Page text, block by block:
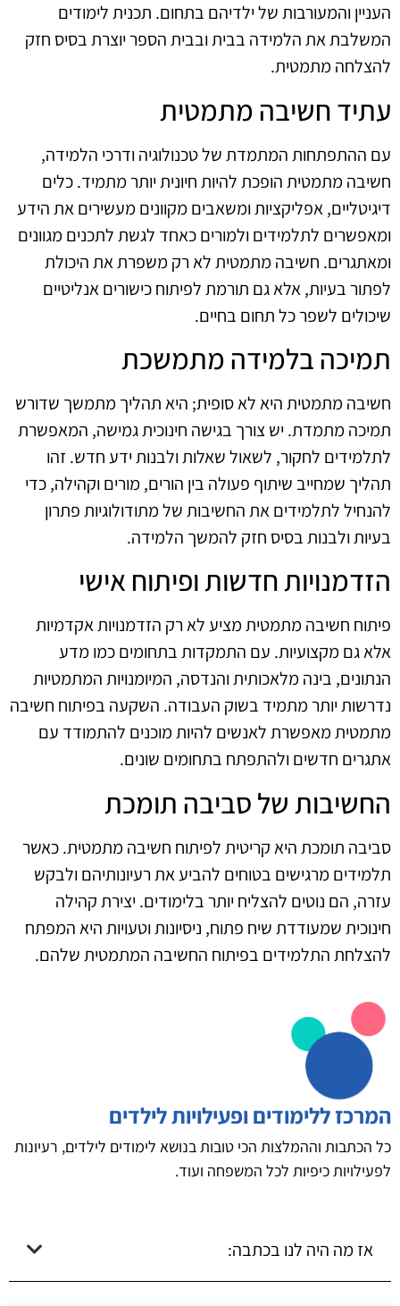
העניין והמעורבות של ילדיהם בתחום. תכנית לימודים
המשלבת את הלמידה בבית ובבית הספר יוצרת בסיס חזק
להצלחה מתמטית.
עתיד חשיבה מתמטית
עם ההתפתחות המתמדת של טכנולוגיה ודרכי הלמידה,
חשיבה מתמטית הופכת להיות חיונית יותר מתמיד. כלים
דיגיטליים, אפליקציות ומשאבים מקוונים מעשירים את הידע
ומאפשרים לתלמידים ולמורים כאחד לגשת לתכנים מגוונים
ומאתגרים. חשיבה מתמטית לא רק משפרת את היכולת
לפתור בעיות, אלא גם תורמת לפיתוח כישורים אנליטיים
שיכולים לשפר כל תחום בחיים.
תמיכה בלמידה מתמשכת
חשיבה מתמטית היא לא סופית; היא תהליך מתמשך שדורש
תמיכה מתמדת. יש צורך בגישה חינוכית גמישה, המאפשרת
לתלמידים לחקור, לשאול שאלות ולבנות ידע חדש. זהו
תהליך שמחייב שיתוף פעולה בין הורים, מורים וקהילה, כדי
להנחיל לתלמידים את החשיבות של מתודולוגיות פתרון
בעיות ולבנות בסיס חזק להמשך הלמידה.
הזדמנויות חדשות ופיתוח אישי
פיתוח חשיבה מתמטית מציע לא רק הזדמנויות אקדמיות
אלא גם מקצועיות. עם התמקדות בתחומים כמו מדע
הנתונים, בינה מלאכותית והנדסה, המיומנויות המתמטיות
נדרשות יותר מתמיד בשוק העבודה. השקעה בפיתוח חשיבה
מתמטית מאפשרת לאנשים להיות מוכנים להתמודד עם
אתגרים חדשים ולהתפתח בתחומים שונים.
החשיבות של סביבה תומכת
סביבה תומכת היא קריטית לפיתוח חשיבה מתמטית. כאשר
תלמידים מרגישים בטוחים להביע את רעיונותיהם ולבקש
עזרה, הם נוטים להצליח יותר בלימודים. יצירת קהילה
חינוכית שמעודדת שיח פתוח, ניסיונות וטעויות היא המפתח
להצלחת התלמידים בפיתוח החשיבה המתמטית שלהם.
המרכז ללימודים ופעילויות לילדים
כל הכתבות וההמלצות הכי טובות בנושא לימודים לילדים, רעיונות
לפעילויות כיפיות לכל המשפחה ועוד.
אז מה היה לנו בכתבה: